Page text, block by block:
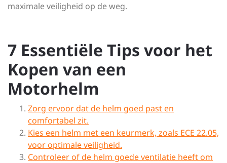
maximale veiligheid op de weg.
7 Essentiële Tips voor het
Kopen van een
Motorhelm
Zorg ervoor dat de helm goed past en
comfortabel zit.
Kies een helm met een keurmerk, zoals ECE 22.05,
voor optimale veiligheid.
Controleer of de helm goede ventilatie heeft om